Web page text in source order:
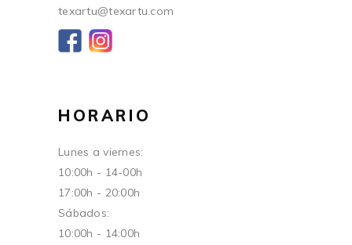
texartu@texartu.com
HORARIO
Lunes a viernes:
10:00h - 14-00h
17:00h - 20:00h
Sábados:
10:00h - 14:00h